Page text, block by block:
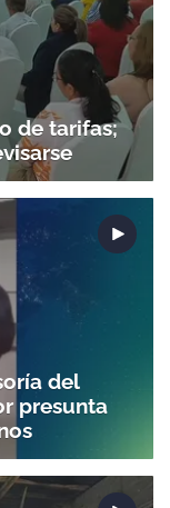
de tarifas;
del
presunta